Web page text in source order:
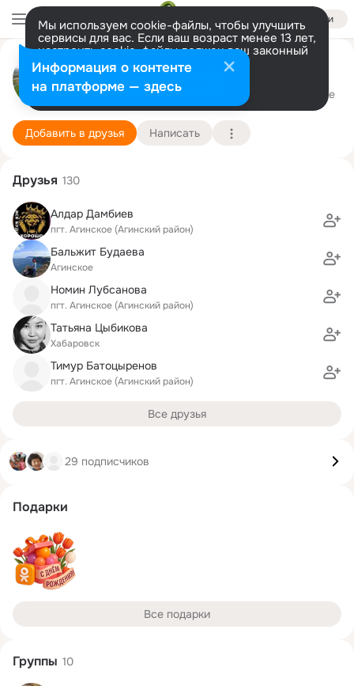
Войти
Мы используем cookie-файлы, чтобы улучшить
сервисы для вас. Если ваш возраст менее 13 лет,
настроить cookie-файлы должен ваш законный
представитель. Больше информации
Разрешить все Настроить
Чимита Б
Улан-Удэ 25 января (40 лет) Подробнее
Добавить в друзья Написать
Друзья 130
Алдар Дамбиев
пгт. Агинское (Агинский район)
Бальжит Будаева
Агинское
Номин Лубсанова
пгт. Агинское (Агинский район)
Татьяна Цыбикова
Хабаровск
Тимур Батоцыренов
пгт. Агинское (Агинский район)
Все друзья
29 подписчиков
Подарки
Все подарки
Группы 10
Информация о контенте
на платформе — здесь